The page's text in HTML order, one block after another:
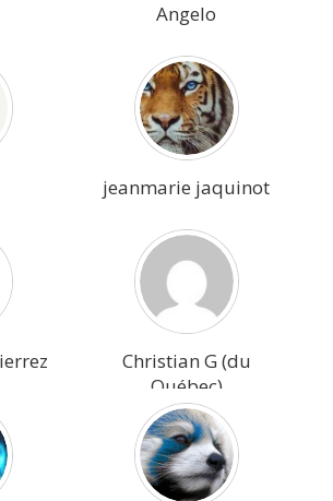
Angelo
jeanmarie jaquinot
Christian G (du
Québec)